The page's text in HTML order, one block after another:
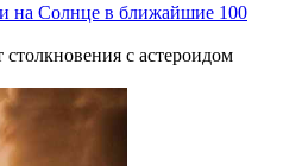
на Солнце в ближайшие 100
с астероидом